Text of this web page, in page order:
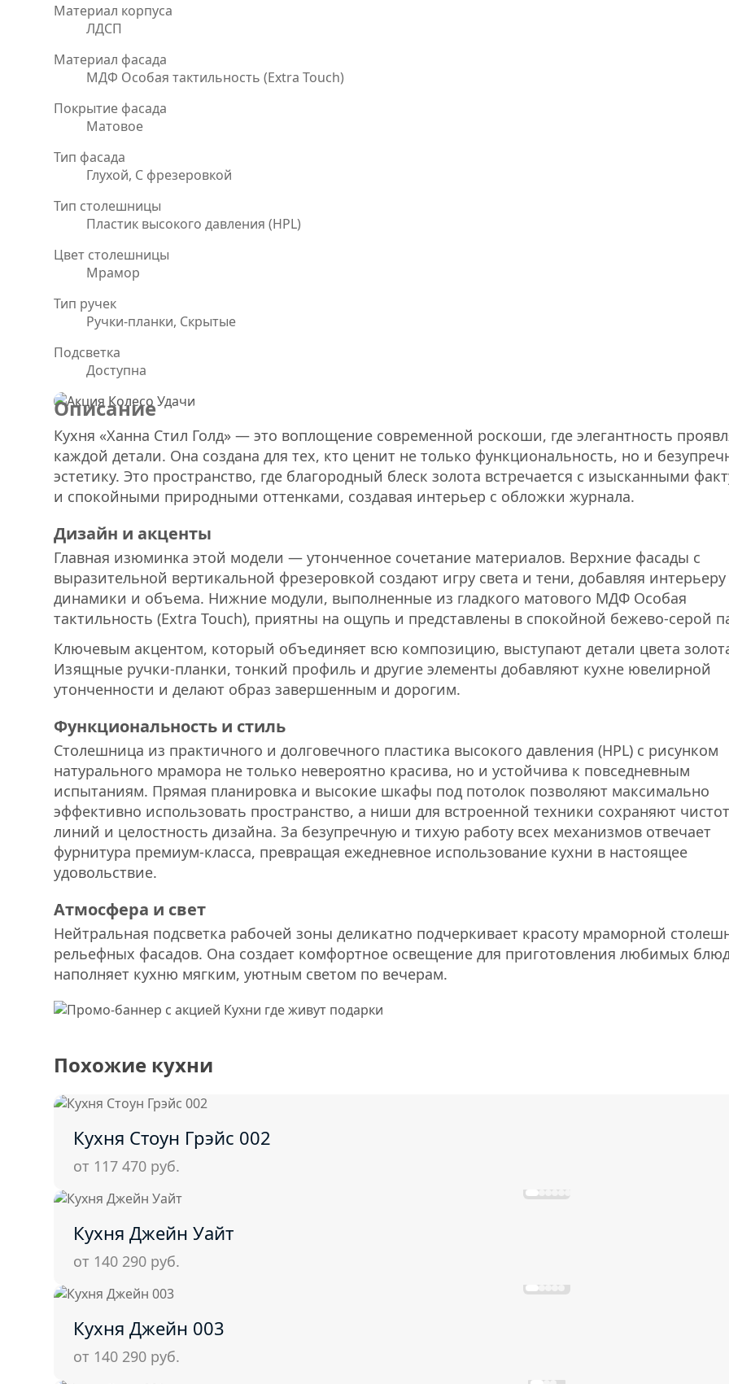
Материал корпуса
ЛДСП
Материал фасада
МДФ Особая тактильность (Extra Touch)
Покрытие фасада
Матовое
Тип фасада
Глухой, С фрезеровкой
Тип столешницы
Пластик высокого давления (HPL)
Цвет столешницы
Мрамор
Тип ручек
Ручки-планки, Скрытые
Подсветка
Доступна
Описание
Кухня «Ханна Стил Голд» — это воплощение современной роскоши, где элегантность
каждой детали. Она создана для тех, кто ценит не только функциональность, но и
эстетику. Это пространство, где благородный блеск золота встречается с изысканными
и спокойными природными оттенками, создавая интерьер с обложки журнала.
Дизайн и акценты
Главная изюминка этой модели — утонченное сочетание материалов. Верхние фасады с
выразительной вертикальной фрезеровкой создают игру света и тени, добавляя интерьеру
динамики и объема. Нижние модули, выполненные из гладкого матового МДФ Особая
тактильность (Extra Touch), приятны на ощупь и представлены в спокойной бежево-серой
Ключевым акцентом, который объединяет всю композицию, выступают детали цвета
Изящные ручки-планки, тонкий профиль и другие элементы добавляют кухне ювелирной
утонченности и делают образ завершенным и дорогим.
Функциональность и стиль
Столешница из практичного и долговечного пластика высокого давления (HPL) с рисунком
натурального мрамора не только невероятно красива, но и устойчива к повседневным
испытаниям. Прямая планировка и высокие шкафы под потолок позволяют максимально
эффективно использовать пространство, а ниши для встроенной техники сохраняют
линий и целостность дизайна. За безупречную и тихую работу всех механизмов отвечает
фурнитура премиум-класса, превращая ежедневное использование кухни в настоящее
удовольствие.
Атмосфера и свет
Нейтральная подсветка рабочей зоны деликатно подчеркивает красоту мраморной
рельефных фасадов. Она создает комфортное освещение для приготовления любимых
наполняет кухню мягким, уютным светом по вечерам.
Похожие кухни
Кухня Стоун Грэйс 002
от 117 470 руб.
Кухня Джейн Уайт
от 140 290 руб.
Кухня Джейн 003
от 140 290 руб.